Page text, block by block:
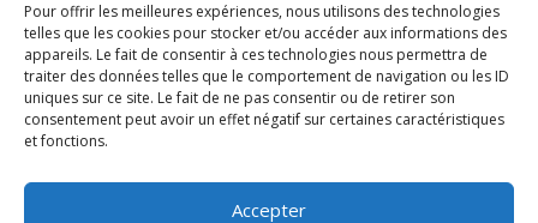
Pour offrir les meilleures expériences, nous utilisons des technologies
telles que les cookies pour stocker et/ou accéder aux informations des
appareils. Le fait de consentir à ces technologies nous permettra de
traiter des données telles que le comportement de navigation ou les ID
uniques sur ce site. Le fait de ne pas consentir ou de retirer son
consentement peut avoir un effet négatif sur certaines caractéristiques
et fonctions.
Accepter
Articles les + lus
CRA 2024